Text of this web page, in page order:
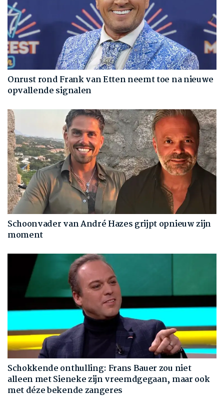
Onrust rond Frank van Etten neemt toe na nieuwe
opvallende signalen
Schoonvader van André Hazes grijpt opnieuw zijn
moment
Schokkende onthulling: Frans Bauer zou niet
alleen met Sieneke zijn vreemdgegaan, maar ook
met déze bekende zangeres